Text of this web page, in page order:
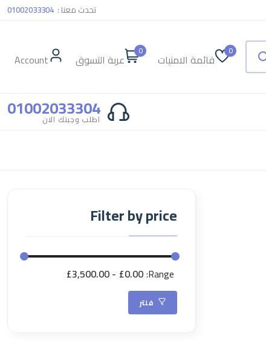
تحدث معنا : 01002033304
0
قائمة الامنيات
0
عربة التسوق Account
01002033304
اطلب وجبتك الان
Filter by price
Range:
£0.00
£3,500.00
فلتر